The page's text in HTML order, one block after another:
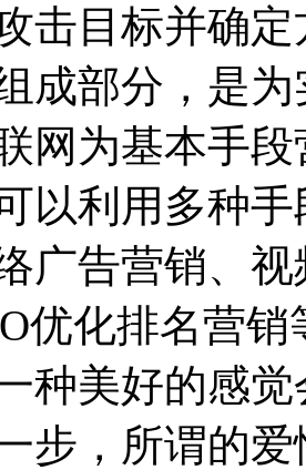
目标并确定
成部分，是
网为基本手
以利用多种
广告营销、
优化排名营
种美好的感
步，所谓的